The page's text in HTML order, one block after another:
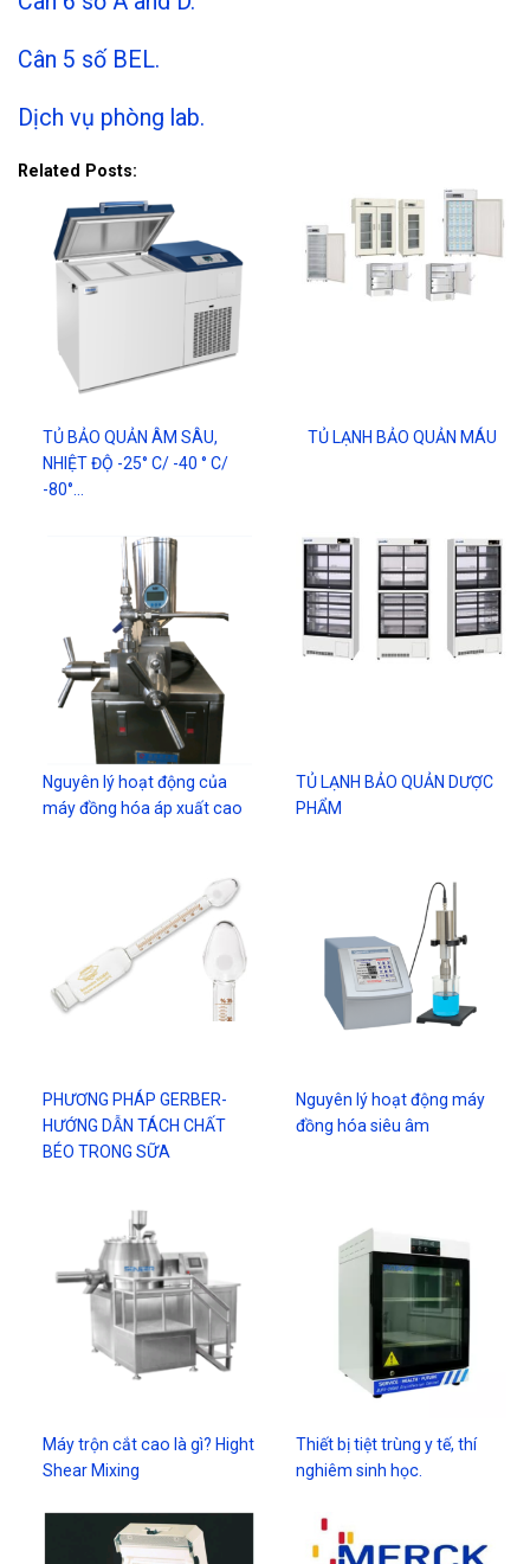
Cân 5 số BEL.
Dịch vụ phòng lab.
Related Posts:
TỦ BẢO QUẢN ÂM SÂU,
NHIỆT ĐỘ -25° C/ -40 ° C/
-80°…
TỦ LẠNH BẢO QUẢN MÁU
Nguyên lý hoạt động của
máy đồng hóa áp xuất cao
TỦ LẠNH BẢO QUẢN DƯỢC
PHẨM
PHƯƠNG PHÁP GERBER-
HƯỚNG DẪN TÁCH CHẤT
BÉO TRONG SỮA
Nguyên lý hoạt động máy
đồng hóa siêu âm
Máy trộn cắt cao là gì? Hight
Shear Mixing
Thiết bị tiệt trùng y tế, thí
nghiêm sinh học.